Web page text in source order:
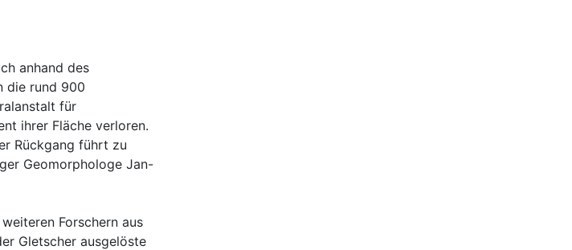
anhand des
die rund 900
für
ihrer Fläche verloren.
Rückgang führt zu
Geomorphologe Jan-
Forschern aus
Gletscher ausgelöste